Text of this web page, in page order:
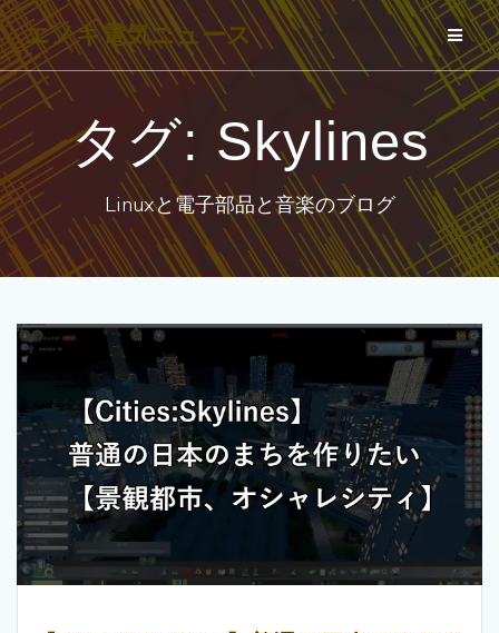
コ
ン
テ
ス
キ
ッ
エノキ電気ニュース
タグ: Skylines
Linuxと電子部品と音楽のブログ